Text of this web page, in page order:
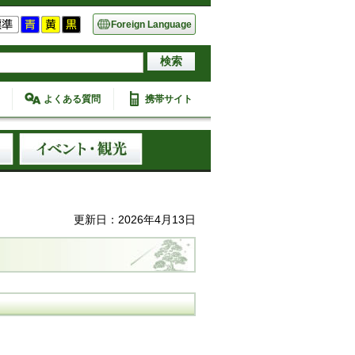
Foreign Language
よくある質問 携帯サイト
更新日：2026年4月13日